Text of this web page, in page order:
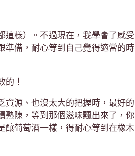
這樣）。不過現在，我學會了感受
準備，耐心等到自己覺得適當的時
的！
資源、也沒太大的把握時，最好的
熟陳，等到那個滋味飄出來了，你
釀葡萄酒一樣，得耐心等到在橡木